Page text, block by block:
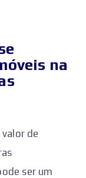
na
de
ser um